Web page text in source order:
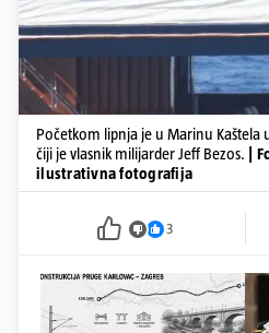
Početkom lipnja je u Marinu Kaštela
čiji je vlasnik milijarder Jeff Bezos.
|
ilustrativna fotografija
3